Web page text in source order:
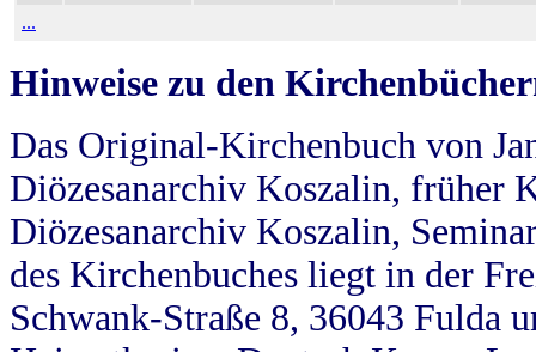
...
Hinweise zu den
Das Original-Kirchenbuch von
Diözesanarchiv Koszalin, früher
Diözesanarchiv Koszalin,
des Kirchenbuches liegt in der
Schwank-Straße 8, 36043 Fulda